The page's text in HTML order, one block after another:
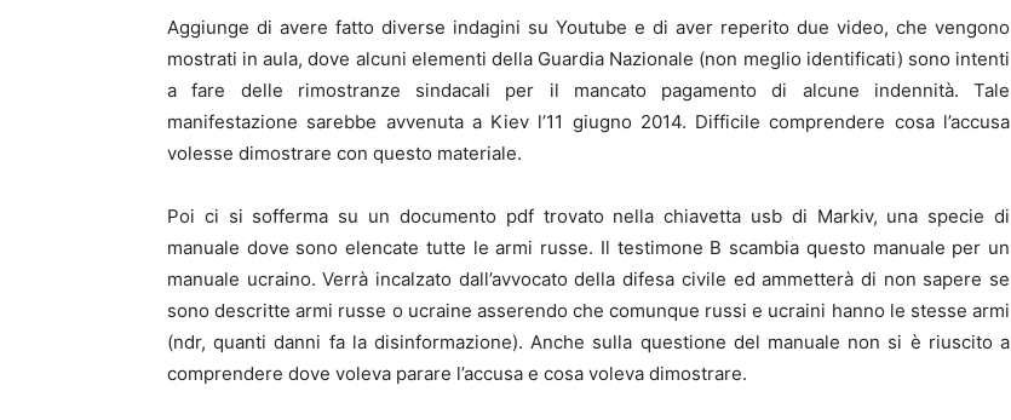
Aggiunge di avere fatto diverse indagini su Youtube e di aver reperito due video, che vengono
mostrati in aula, dove alcuni elementi della Guardia Nazionale (non meglio identificati) sono intenti
a fare delle rimostranze sindacali per il mancato pagamento di alcune indennità. Tale
manifestazione sarebbe avvenuta a Kiev l’11 giugno 2014. Difficile comprendere cosa l’accusa
volesse dimostrare con questo materiale.
Poi ci si sofferma su un documento pdf trovato nella chiavetta usb di Markiv, una specie di
manuale dove sono elencate tutte le armi russe. Il testimone B scambia questo manuale per un
manuale ucraino. Verrà incalzato dall’avvocato della difesa civile ed ammetterà di non sapere se
sono descritte armi russe o ucraine asserendo che comunque russi e ucraini hanno le stesse armi
(ndr, quanti danni fa la disinformazione). Anche sulla questione del manuale non si è riuscito a
comprendere dove voleva parare l’accusa e cosa voleva dimostrare.